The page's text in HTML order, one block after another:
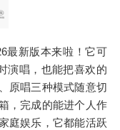
最新版本来啦！它可
演唱，也能把喜欢的
原唱三种模式随意切
，完成的能进个人作
庭娱乐，它都能活跃